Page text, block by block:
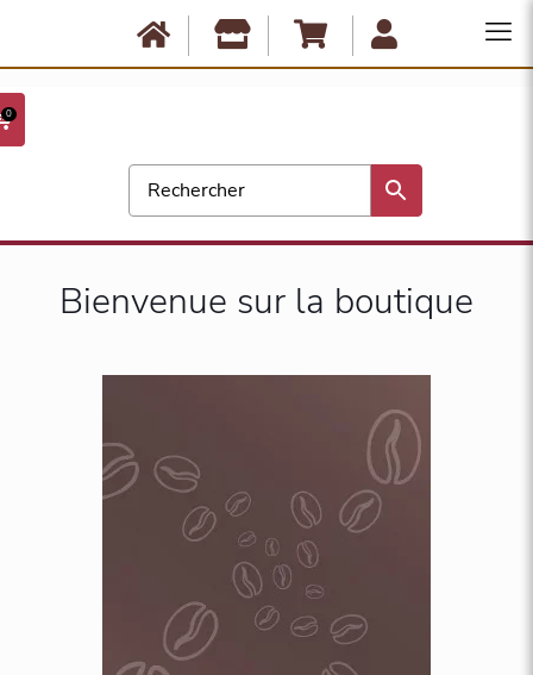
Anbassa est fermé du 10 août au 17 août. Les commandes ne seront
expédiées qu'à partir du 18 août. Bonnes vacances !
0
Bienvenue sur la boutique